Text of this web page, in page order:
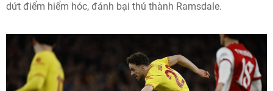
dứt điểm hiểm hóc, đánh bại thủ thành Ramsdale.